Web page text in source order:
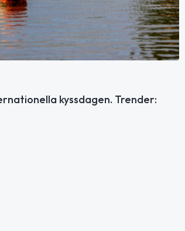
kyssdagen. Trender: